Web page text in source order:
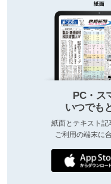
PC・ス
いつでも
紙面とテキスト記
ご利用の端末に